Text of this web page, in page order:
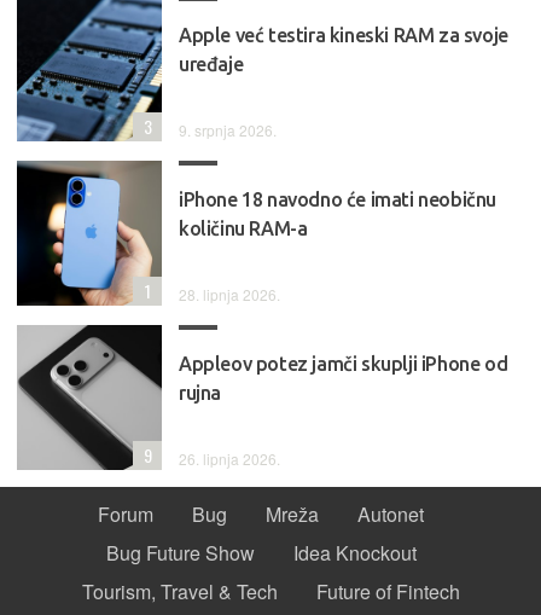
Apple već testira kineski RAM za svoje
uređaje
9. srpnja 2026.
3
iPhone 18 navodno će imati neobičnu
količinu RAM-a
28. lipnja 2026.
1
Appleov potez jamči skuplji iPhone od
rujna
26. lipnja 2026.
9
Forum Bug Mreža
Autonet
Bug Future Show
Idea Knockout
Tourism, Travel & Tech
Future of Fintech